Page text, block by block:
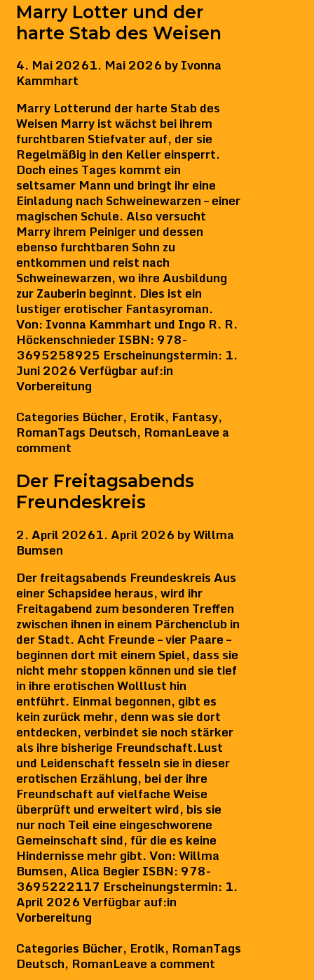
Marry Lotter und der
harte Stab des Weisen
4. Mai 20261. Mai 2026 byIvonna
Kammhart
Marry Lotterund der harte Stab des
Weisen Marry ist wächst bei ihrem
furchtbaren Stiefvater auf, der sie
Regelmäßig in den Keller einsperrt.
Doch eines Tages kommt ein
seltsamer Mann und bringt ihr eine
Einladung nach Schweinewarzen – einer
magischen Schule. Also versucht
Marry ihrem Peiniger und dessen
ebenso furchtbaren Sohn zu
entkommen und reist nach
Schweinewarzen, wo ihre Ausbildung
zur Zauberin beginnt. Dies ist ein
lustiger erotischer Fantasyroman.
Von: Ivonna Kammhart und Ingo R. R.
Höckenschnieder ISBN: 978-
3695258925 Erscheinungstermin: 1.
Juni 2026 Verfügbar auf:in
Vorbereitung
Categories Bücher, Erotik, Fantasy,
RomanTags Deutsch, RomanLeave a
comment
Der Freitagsabends
Freundeskreis
2. April 20261. April 2026 byWillma
Bumsen
Der freitagsabends Freundeskreis Aus
einer Schapsidee heraus, wird ihr
Freitagabend zum besonderen Treffen
zwischen ihnen in einem Pärchenclub in
der Stadt. Acht Freunde – vier Paare –
beginnen dort mit einem Spiel, dass sie
nicht mehr stoppen können und sie tief
in ihre erotischen Wolllust hin
entführt. Einmal begonnen, gibt es
kein zurück mehr, denn was sie dort
entdecken, verbindet sie noch stärker
als ihre bisherige Freundschaft.Lust
und Leidenschaft fesseln sie in dieser
erotischen Erzählung, bei der ihre
Freundschaft auf vielfache Weise
überprüft und erweitert wird, bis sie
nur noch Teil eine eingeschworene
Gemeinschaft sind, für die es keine
Hindernisse mehr gibt. Von: Willma
Bumsen, Alica Begier ISBN: 978-
3695222117 Erscheinungstermin: 1.
April 2026 Verfügbar auf:in
Vorbereitung
Categories Bücher, Erotik, RomanTags
Deutsch, RomanLeave a comment